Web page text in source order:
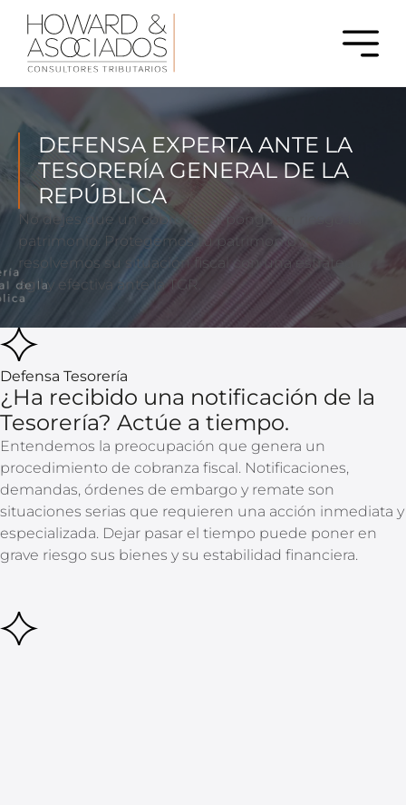
DEFENSA EXPERTA ANTE LA
TESORERÍA GENERAL DE LA
REPÚBLICA
No dejes que un cobro fiscal ponga en riesgo tu
patrimonio. Protegemos tu patrimonio y
resolvemos su situación fiscal con una estrategia
ágil y efectiva ante la TGR.
Defensa Tesorería
¿Ha recibido una notificación de la
Tesorería? Actúe a tiempo.
Entendemos la preocupación que genera un
procedimiento de cobranza fiscal. Notificaciones,
demandas, órdenes de embargo y remate son
situaciones serias que requieren una acción inmediata y
especializada. Dejar pasar el tiempo puede poner en
grave riesgo sus bienes y su estabilidad financiera.